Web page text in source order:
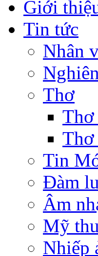
Giới
Tin tức
Nhân
Thơ
Tin
Đàm
Âm
Mỹ
Nhiếp